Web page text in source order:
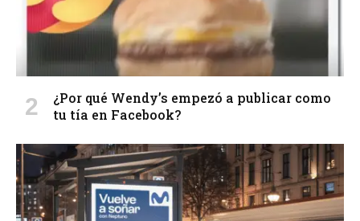
¿Por qué Wendy’s empezó a publicar como
tu tía en Facebook?